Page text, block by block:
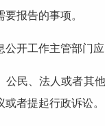
报告的事项。
工作主管部门应
民、法人或者其他
者提起行政诉讼。